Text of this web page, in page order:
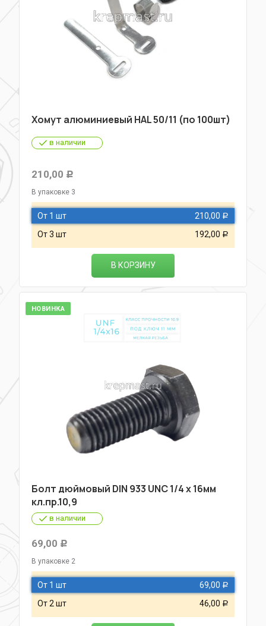
Хомут алюминиевый HAL 50/11 (по 100шт)
в наличии
210,00 Р
В упаковке 3
От 1 шт 210,00 Р
От 3 шт 192,00 Р
В КОРЗИНУ
НОВИНКА
Болт дюймовый DIN 933 UNC 1/4 х 16мм
кл.пр.10,9
в наличии
69,00 Р
В упаковке 2
От 1 шт 69,00 Р
От 2 шт 46,00 Р